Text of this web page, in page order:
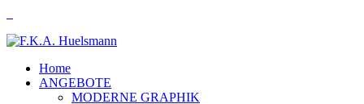
Home
ANGEBOTE
MODERNE GRAPHIK